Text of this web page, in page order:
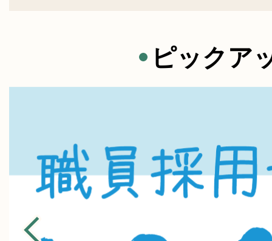
2026年08月04日
平和祈念の黙とうをお願いしま
【THE GOOD LIFE IKEDAイン
域全体をつなぐ総合型クラブ
力で人とまちを元気にしたい
2026年08月04日
ピックア